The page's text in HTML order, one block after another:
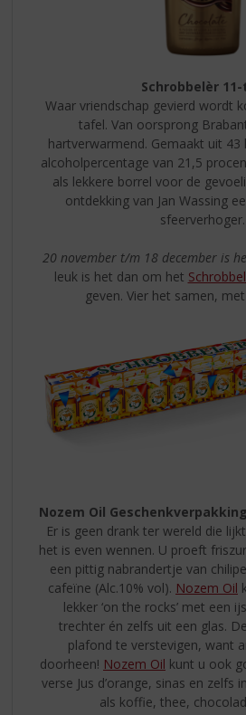
Schrobbelèr
Waar vriendschap gevierd wordt
tafel. Van oorsprong
hartverwarmend. Gemaakt uit 43
alcoholpercentage van 21,5
als lekkere borrel voor de
ontdekking van Jan Wassing
sfeerverhoger.
20 november t/m 18 december is
leuk is het dan om het
geven. Vier het samen,
Nozem Oil
Er is geen drank ter wereld die
het is even wennen. U proeft
een pittig nabrandertje van
cafeïne (Alc.10% vol). Nozem Oil
lekker ‘on the rocks’ met een
trechter én zelfs uit een glas.
plafond te verstevigen, want
doorheen! Nozem Oil kunt u ook
verse Jus d’orange, sinas en zelfs
als koffie, thee,